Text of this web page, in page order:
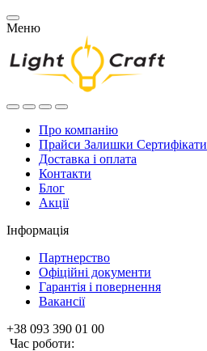
Меню
Про компанію
Прайси Залишки Сертифікати
Доставка і оплата
Контакти
Блог
Акції
Інформація
Партнерство
Офіційні документи
Гарантія і повернення
Вакансії
+38 093 390 01 00
Час роботи: